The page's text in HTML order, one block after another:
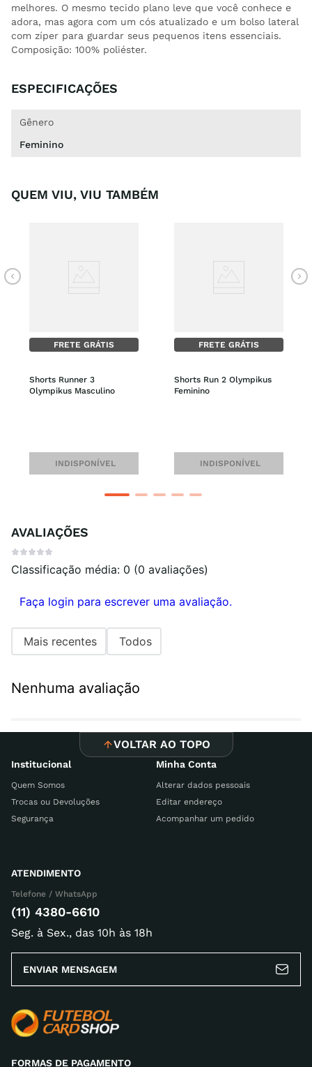
melhores. O mesmo tecido plano leve que você conhece e
adora, mas agora com um cós atualizado e um bolso lateral
com zíper para guardar seus pequenos itens essenciais.
Composição: 100% poliéster.
ESPECIFICAÇÕES
Gênero
Feminino
QUEM VIU, VIU TAMBÉM
FRETE GRÁTIS
Shorts Runner 3
Olympikus Masculino
INDISPONÍVEL
FRETE GRÁTIS
Shorts Run 2 Olympikus
Feminino
INDISPONÍVEL
AVALIAÇÕES
Classificação média: 0 (0 avaliações)
Faça login para escrever uma avaliação.
Mais recentes Todos
Nenhuma avaliação
VOLTAR AO TOPO
Institucional
Quem Somos
Trocas ou Devoluções
Segurança
Minha Conta
Alterar dados pessoais
Editar endereço
Acompanhar um pedido
ATENDIMENTO
Telefone / WhatsApp
(11) 4380-6610
Seg. à Sex., das 10h às 18h
ENVIAR MENSAGEM
FORMAS DE PAGAMENTO